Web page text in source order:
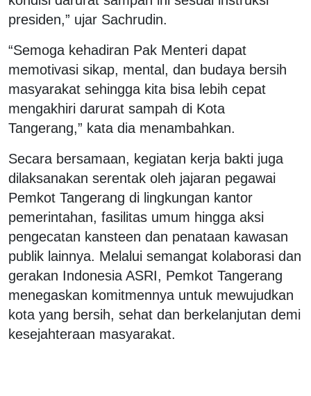
presiden,” ujar Sachrudin.
“Semoga kehadiran Pak Menteri dapat
memotivasi sikap, mental, dan budaya bersih
masyarakat sehingga kita bisa lebih cepat
mengakhiri darurat sampah di Kota
Tangerang,” kata dia menambahkan.
Secara bersamaan, kegiatan kerja bakti juga
dilaksanakan serentak oleh jajaran pegawai
Pemkot Tangerang di lingkungan kantor
pemerintahan, fasilitas umum hingga aksi
pengecatan kansteen dan penataan kawasan
publik lainnya. Melalui semangat kolaborasi dan
gerakan Indonesia ASRI, Pemkot Tangerang
menegaskan komitmennya untuk mewujudkan
kota yang bersih, sehat dan berkelanjutan demi
kesejahteraan masyarakat.